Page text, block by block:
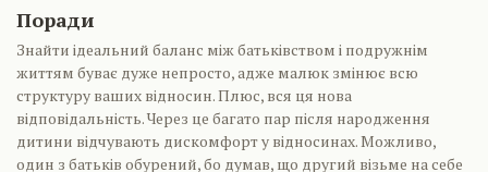
Поради
Знайти ідеальний баланс між батьківством і подружнім
життям буває дуже непросто, адже малюк змінює всю
структуру ваших відносин. Плюс, вся ця нова
відповідальність. Через це багато пар після народження
дитини відчувають дискомфорт у відносинах. Можливо,
один з батьків обурений, бо думав, що другий візьме на себе